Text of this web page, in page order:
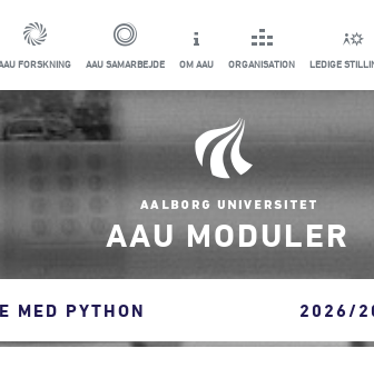
FORSKNING AAU SAMARBEJDE OM AAU ORGANISATION LEDIGE
AAU MODULER
MED PYTHON 2026/